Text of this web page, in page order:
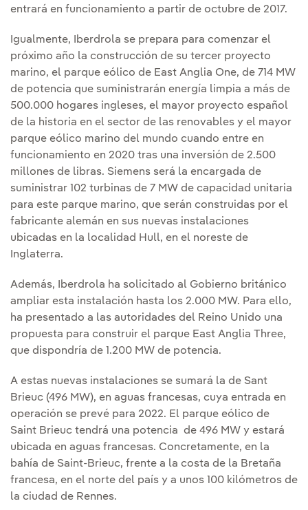
entrará en funcionamiento a partir de octubre de 2017.
Igualmente, Iberdrola se prepara para comenzar el
próximo año la construcción de su tercer proyecto
marino, el parque eólico de East Anglia One, de 714 MW
de potencia que suministrarán energía limpia a más de
500.000 hogares ingleses, el mayor proyecto español
de la historia en el sector de las renovables y el mayor
parque eólico marino del mundo cuando entre en
funcionamiento en 2020 tras una inversión de 2.500
millones de libras. Siemens será la encargada de
suministrar 102 turbinas de 7 MW de capacidad unitaria
para este parque marino, que serán construidas por el
fabricante alemán en sus nuevas instalaciones
ubicadas en la localidad Hull, en el noreste de
Inglaterra.
Además, Iberdrola ha solicitado al Gobierno británico
ampliar esta instalación hasta los 2.000 MW. Para ello,
ha presentado a las autoridades del Reino Unido una
propuesta para construir el parque East Anglia Three,
que dispondría de 1.200 MW de potencia.
A estas nuevas instalaciones se sumará la de Sant
Brieuc (496 MW), en aguas francesas, cuya entrada en
operación se prevé para 2022. El parque eólico de
Saint Brieuc tendrá una potencia de 496 MW y estará
ubicada en aguas francesas. Concretamente, en la
bahía de Saint-Brieuc, frente a la costa de la Bretaña
francesa, en el norte del país y a unos 100 kilómetros de
la ciudad de Rennes.